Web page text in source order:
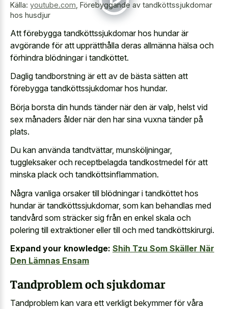
Källa: youtube.com Förebyggande av tandköttssjukdomar
hos husdjur
Att förebygga tandköttssjukdomar hos hundar är
avgörande för att upprätthålla deras allmänna hälsa och
förhindra blödningar i tandköttet.
Daglig tandborstning är ett av de bästa sätten att
förebygga tandköttssjukdomar hos hundar.
Börja borsta din hunds tänder när den är valp, helst vid
sex månaders ålder när den har sina vuxna tänder på
plats.
Du kan använda tandtvättar, munsköljningar,
tuggleksaker och receptbelagda tandkostmedel för att
minska plack och tandköttsinflammation.
Några vanliga orsaker till blödningar i tandköttet hos
hundar är tandköttssjukdomar, som kan behandlas med
tandvård som sträcker sig från en enkel skala och
polering till extraktioner eller till och med tandköttskirurgi.
Expand your knowledge: Shih Tzu Som Skäller När
Den Lämnas Ensam
Tandproblem och sjukdomar
Tandproblem kan vara ett verkligt bekymmer för våra